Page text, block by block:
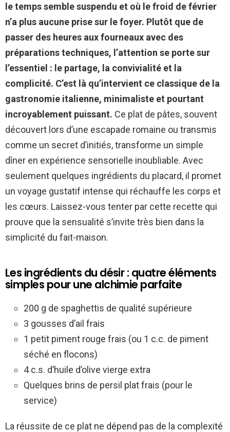
le temps semble suspendu et où le froid de février
n’a plus aucune prise sur le foyer. Plutôt que de
passer des heures aux fourneaux avec des
préparations techniques, l’attention se porte sur
l’essentiel : le partage, la convivialité et la
complicité. C’est là qu’intervient ce classique de la
gastronomie italienne, minimaliste et pourtant
incroyablement puissant. Ce plat de pâtes, souvent
découvert lors d’une escapade romaine ou transmis
comme un secret d’initiés, transforme un simple
dîner en expérience sensorielle inoubliable. Avec
seulement quelques ingrédients du placard, il promet
un voyage gustatif intense qui réchauffe les corps et
les cœurs. Laissez-vous tenter par cette recette qui
prouve que la sensualité s’invite très bien dans la
simplicité du fait-maison.
Les ingrédients du désir : quatre éléments
simples pour une alchimie parfaite
200 g de spaghettis de qualité supérieure
3 gousses d’ail frais
1 petit piment rouge frais (ou 1 c.c. de piment
séché en flocons)
4 c.s. d’huile d’olive vierge extra
Quelques brins de persil plat frais (pour le
service)
La réussite de ce plat ne dépend pas de la complexité